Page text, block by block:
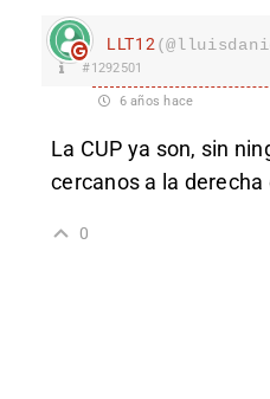
LLT12
#1292501
6 años hace
La CUP ya son, sin
cercanos a la
0